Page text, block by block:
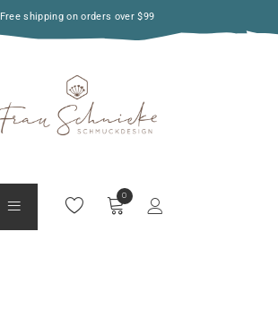
Free shipping on orders over $99